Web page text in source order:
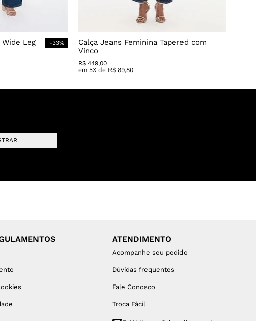
Wide Leg
-33%
Calça Jeans Feminina Tapered com
Vinco
R$ 449,00
em 5X de R$ 89,80
ATENDIMENTO
Acompanhe seu pedido
Dúvidas frequentes
Fale Conosco
Troca Fácil